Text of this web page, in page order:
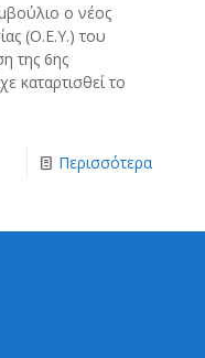
ο νέος
(Ο.Ε.Υ.) του
της 6ης
καταρτισθεί το
Περισσότερα